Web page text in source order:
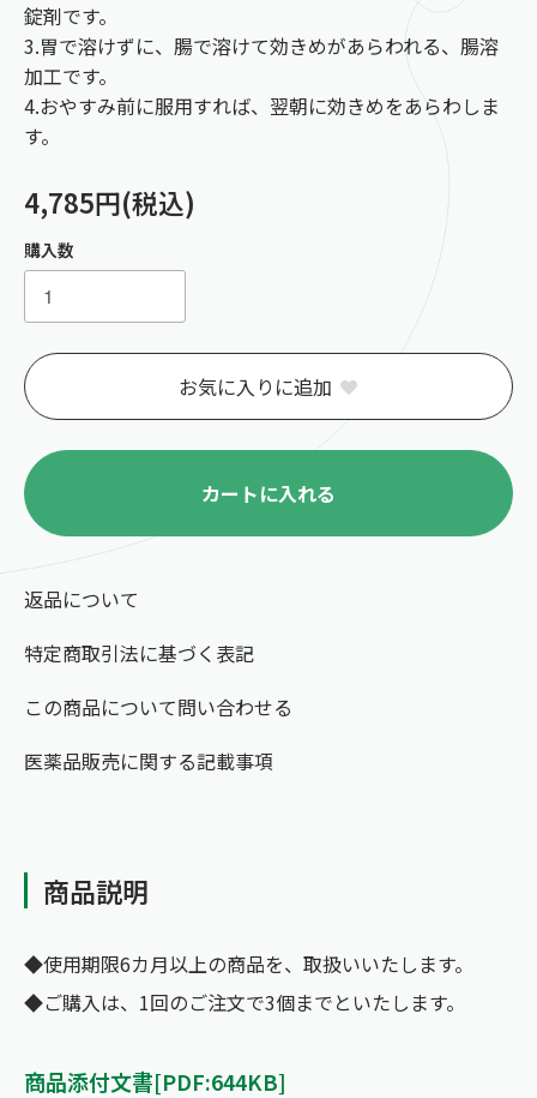
錠剤です。
3.胃で溶けずに、腸で溶けて効きめがあらわれる、腸溶
加工です。
4.おやすみ前に服用すれば、翌朝に効きめをあらわしま
す。
4,785円(税込)
購入数
お気に入りに追加
カートに入れる
返品について
特定商取引法に基づく表記
この商品について問い合わせる
医薬品販売に関する記載事項
商品説明
◆使用期限6カ月以上の商品を、取扱いいたします。
◆ご購入は、1回のご注文で3個までといたします。
商品添付文書[PDF:644KB]